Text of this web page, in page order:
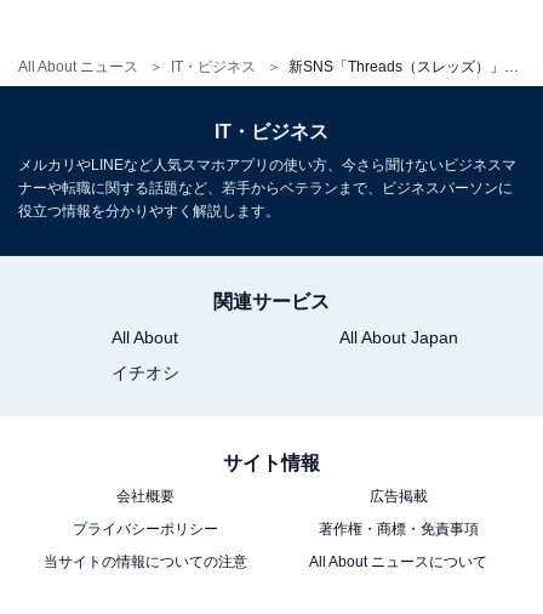
All About ニュース IT・ビジネス
ログアウト後、アカウントを選び直さないといけない
筆者はいつも趣味用、ペット用などで複数のInstagramア
カウントを切り替えて使用しています。Threadsについ
す。こちらは早めに機能を実装してほしいなと思ってい
IT・ビジネス
メルカリやLINEなど人気スマホアプリの使い方、今さら聞けないビジネスマ
ナーや転職に関する話題など、若手からベテランまで、ビジネスパーソンに
役立つ情報を分かりやすく解説します。
関連サービス
All About
All About Japan
イチオシ
サイト情報
会社概要
広告掲載
プライバシーポリシー
著作権・商標・免責事項
当サイトの情報についての注意
All About ニュースについて